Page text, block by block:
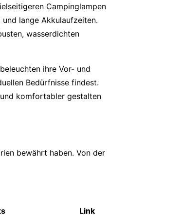
Campinglampen
lange Akkulaufzeiten.
wasserdichten
ihre Vor- und
Bedürfnisse findest.
komfortabler gestalten
bewährt haben. Von der
Link